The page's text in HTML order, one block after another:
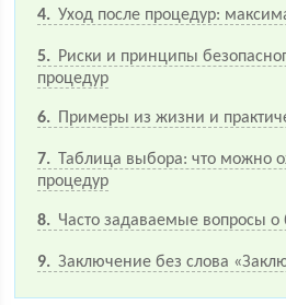
4 Уход после процедур:
5
Риски и принципы
процедур
6 Примеры из жизни и
7
Таблица выбора: что можно
процедур
8 Часто задаваемые вопросы о
9 Заключение без слова